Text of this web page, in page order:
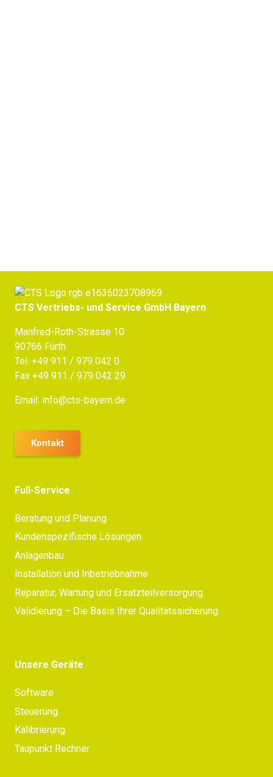
CTS Vertriebs- und Service GmbH Bayern
Manfred-Roth-Strasse 10
90766 Fürth
Tel. +49 911 / 979 042 0
Fax +49 911 / 979 042 29
Email: info@cts-bayern.de
Kontakt
Full-Service
Beratung und Planung
Kundenspezifische Lösungen
Anlagenbau
Installation und Inbetriebnahme
Reparatur, Wartung und Ersatzteilversorgung
Validierung – Die Basis Ihrer Qualitätssicherung
Unsere Geräte
Software
Steuerung
Kalibrierung
Taupunkt Rechner